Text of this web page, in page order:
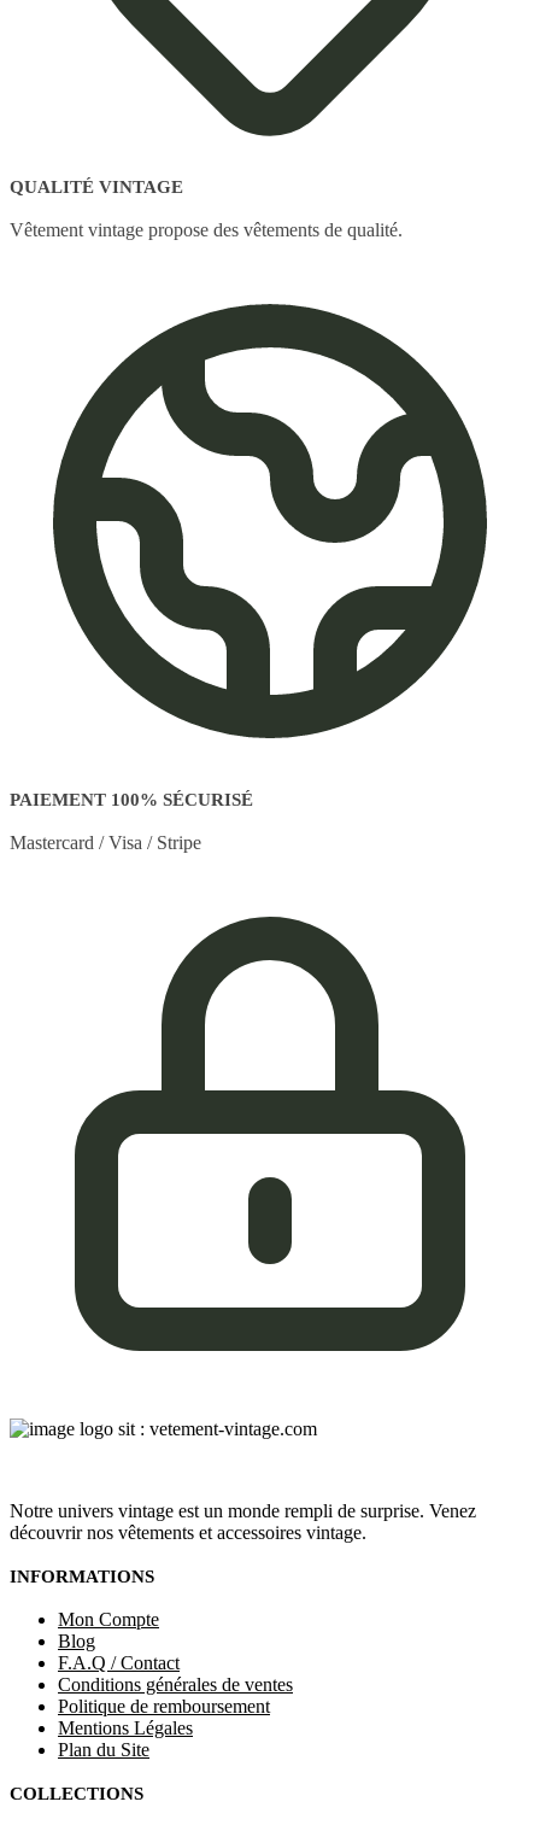
QUALITÉ VINTAGE
Vêtement vintage propose des vêtements de qualité.
PAIEMENT 100% SÉCURISÉ
Mastercard / Visa / Stripe
Notre univers vintage est un monde rempli de surprise. Venez
découvrir nos vêtements et accessoires vintage.
INFORMATIONS
Mon Compte
Blog
F.A.Q / Contact
Conditions générales de ventes
Politique de remboursement
Mentions Légales
Plan du Site
COLLECTIONS